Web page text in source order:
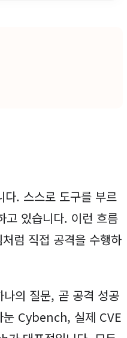
. 스스로 도구를 부르
고 있습니다. 이런 흐름
럼 직접 공격을 수행하
의 질문, 곧 공격 성공
Cybench, 실제 CVE